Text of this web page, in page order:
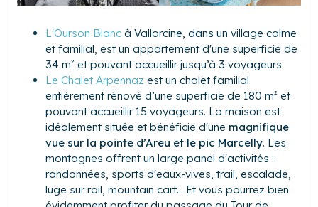
L'Ourson Blanc à Vallorcine, dans un village calme
et familial, est un appartement d'une superficie de
34 m² et pouvant accueillir jusqu’à 3 voyageurs
Le Chalet Arpennaz est un chalet familial
entièrement rénové d’une superficie de 180 m² et
pouvant accueillir 15 voyageurs. La maison est
idéalement située et bénéficie d'une magnifique
vue sur la pointe d’Areu et le pic Marcelly. Les
montagnes offrent un large panel d'activités :
randonnées, sports d'eaux-vives, trail, escalade,
luge sur rail, mountain cart... Et vous pourrez bien